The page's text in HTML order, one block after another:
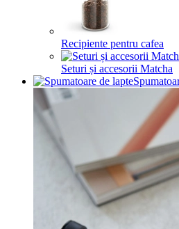
Recipiente pentru cafea
Seturi și accesorii Matcha